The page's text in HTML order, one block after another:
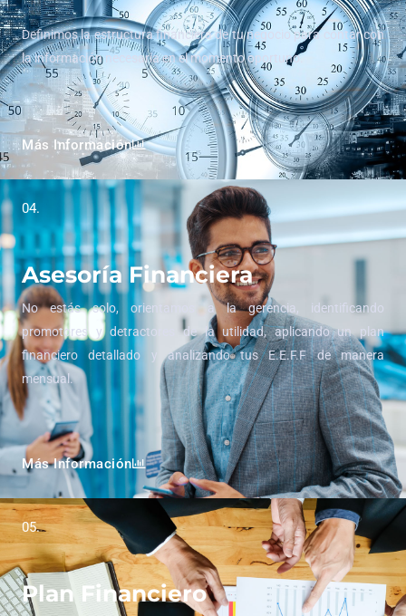
Definimos la estructura financiera de tu negocio para contar con
la información necesaria en el momento oportuno.
Más Información
04.
Asesoría Financiera
No estás solo, orientamos a la gerencia, identificando
promotores y detractores de la utilidad, aplicando un plan
financiero detallado y analizando tus E.E.F.F de manera
mensual.
Más Información
05.
Plan Financiero